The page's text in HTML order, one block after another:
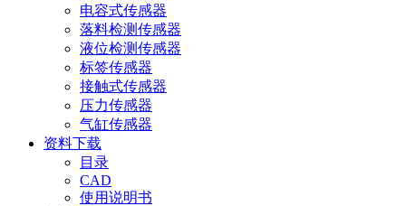
电容式传感器
落料检测传感器
液位检测传感器
标签传感器
接触式传感器
压力传感器
气缸传感器
资料下载
目录
CAD
使用说明书